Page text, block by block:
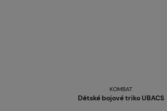
KOMBAT
Dětské bojové triko UBACS